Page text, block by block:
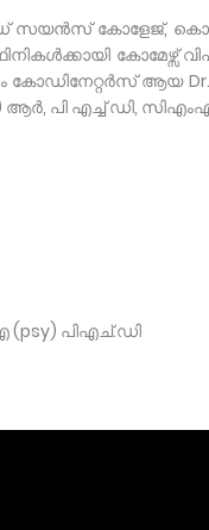
കോളേജ്,
കോഡിനേറ്റർസ് ആയ
പി എച്ച് ഡി,
(psy) പിഎച്.ഡി